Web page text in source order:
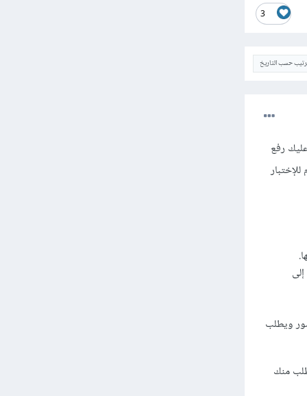
3
حسب التاريخ
وعليك رفع
ويطلب
منك